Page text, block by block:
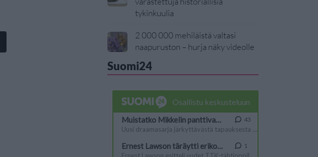
tykinkuulia
2 000 000 mehiläistä valtasi
naapuruston – hurja näky videolle
Suomi24